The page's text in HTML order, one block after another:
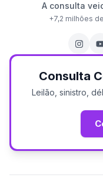
A consulta
+7,2 milhões
Consulta
Leilão, sinistro,